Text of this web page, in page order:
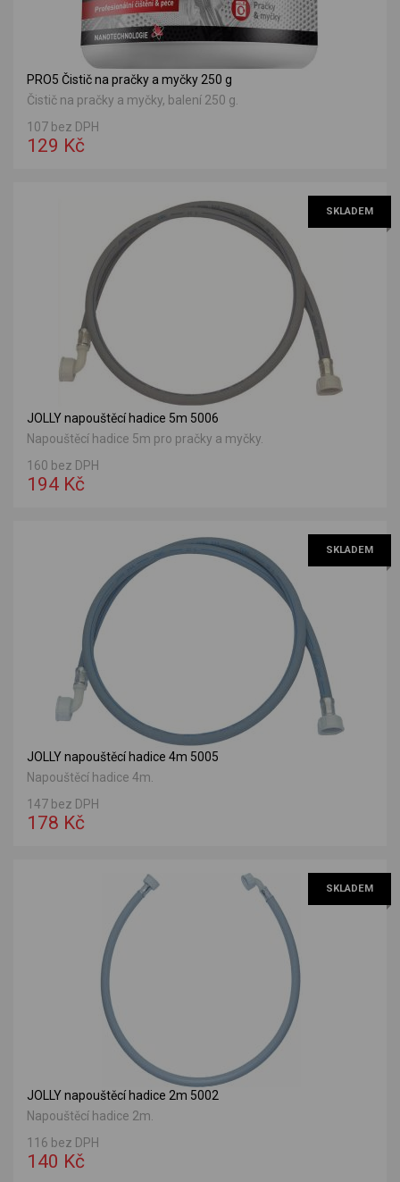
PRO5 Čistič na pračky a myčky 250 g
Čistič na pračky a myčky, balení 250 g.
107 bez DPH
129 Kč
SKLADEM
JOLLY napouštěcí hadice 5m 5006
Napouštěcí hadice 5m pro pračky a myčky.
160 bez DPH
194 Kč
SKLADEM
JOLLY napouštěcí hadice 4m 5005
Napouštěcí hadice 4m.
147 bez DPH
178 Kč
SKLADEM
JOLLY napouštěcí hadice 2m 5002
Napouštěcí hadice 2m.
116 bez DPH
140 Kč